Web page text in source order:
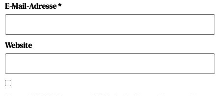
E-Mail-Adresse*
Website